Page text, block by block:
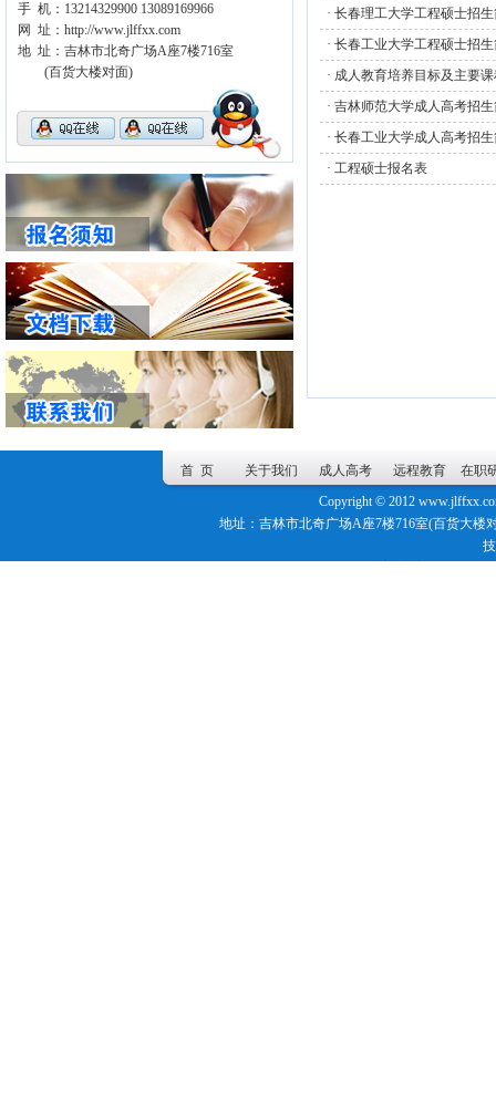
手 机：13214329900 13089169966
网 址： http://www.jlffxx.com
地 址：吉林市北奇广场A座7楼716室
(百货大楼对面)
· 长春理工大学工程硕士招
· 长春工业大学工程硕士招
· 成人教育培养目标及主要
· 吉林师范大学成人高考招
· 长春工业大学成人高考招
· 工程硕士报名表
首 页 关于我们 成人高考 远程教育
在职
Copyright © 2012
地址：吉林市北奇广场A座7楼716室(百货大楼